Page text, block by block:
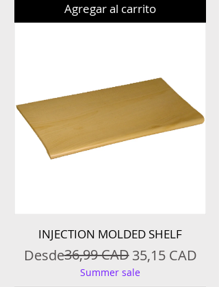
Agregar al carrito
INJECTION MOLDED SHELF
Desde
Precio36,99 CAD 35,15 CAD
Precio de oferta
Summer sale